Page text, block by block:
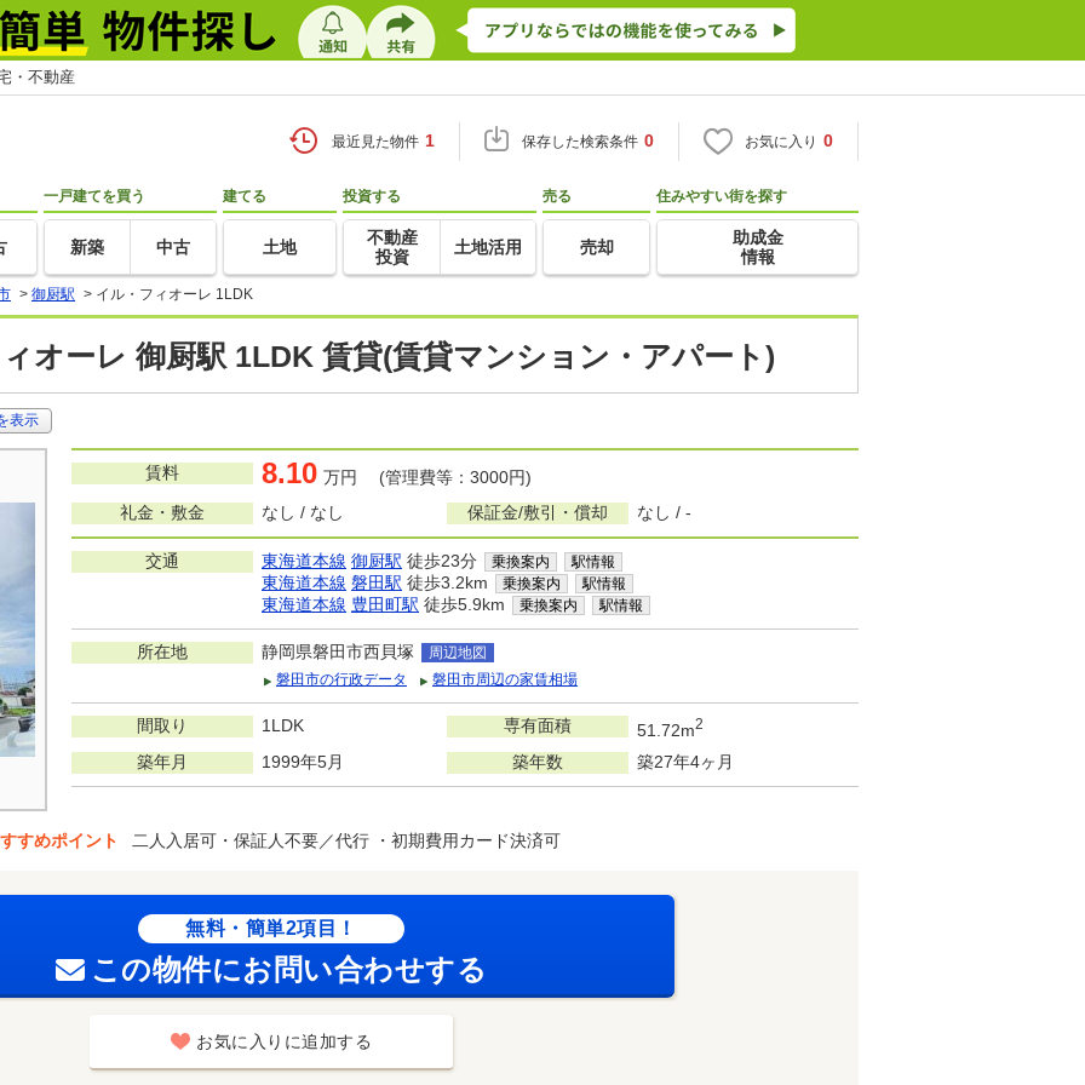
・不動産
最近見た物件 1 保存した検索条件 0 お気に入り 0
一戸建てを買う
新築 中古
建てる
土地
投資する
不動産
投資
土地活用
売る
売却
住みやすい街を探す
助成金
情報
> 御厨駅 > イル・フィオーレ 1LDK
オーレ 御厨駅 1LDK 賃貸(賃貸マンション・アパート)
表示
賃料 8.10 万円 (管理費等：3000円)
礼金・敷金
なし / なし 保証金/敷引・償却 なし / -
交通 東海道本線 御厨駅 徒歩23分 乗換案内 駅情報
東海道本線 磐田駅 徒歩3.2km 乗換案内 駅情報
東海道本線 豊田町駅 徒歩5.9km 乗換案内 駅情報
所在地 静岡県磐田市西貝塚
周辺地図
磐田市の行政データ
磐田市周辺の家賃相場
間取り 1LDK 専有面積 51.72m2
築年月 1999年5月 築年数 築27年4ヶ月
すめポイント 二人入居可・保証人不要／代行 ・初期費用カード決済可
無料・簡単2項目！
この物件にお問い合わせする
お気に入りに追加する